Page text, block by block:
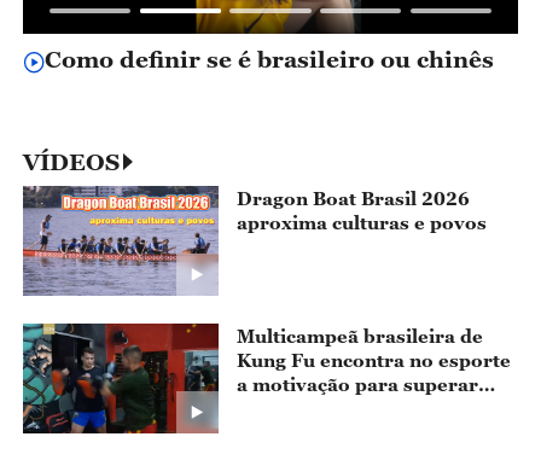
Cidades Gêmeas: Rio e Beijing, cheias
VÍDEOS
Dragon Boat Brasil 2026
aproxima culturas e povos
Multicampeã brasileira de
Kung Fu encontra no esporte
a motivação para superar